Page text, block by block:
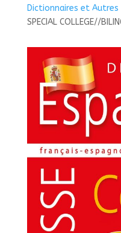
Dictionnaires et Autres
SPECIAL COLLEGE//
ESPAGNOL
-
ESPAGNOL/LAROUSSE/